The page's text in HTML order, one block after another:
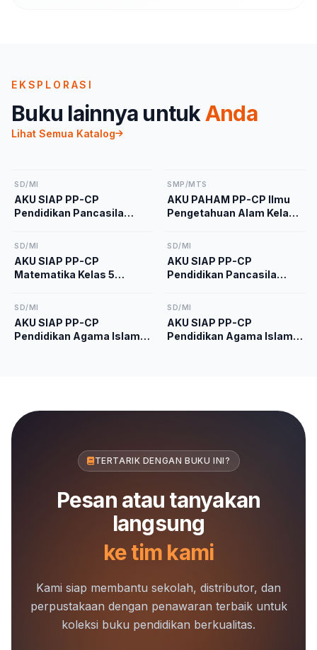
EKSPLORASI
Buku lainnya untukAnda
Lihat Semua Katalog
SD/MI
AKU SIAP PP-CP
Pendidikan Pancasila
Merdeka
SMP/MTS
AKU PAHAM PP-CP Ilmu
Pengetahuan Alam Kelas
SD/MI
AKU SIAP PP-CP
Matematika Kelas 5
SD/MI
AKU SIAP PP-CP
Pendidikan Pancasila
Merdeka
SD/MI
AKU SIAP PP-CP
Pendidikan Agama Islam
SD/MI
AKU SIAP PP-CP
Pendidikan Agama Islam
TERTARIK DENGAN BUKU INI?
Pesan atau tanyakan
langsung
ke tim kami
Kami siap membantu sekolah, distributor, dan
perpustakaan dengan penawaran terbaik untuk
koleksi buku pendidikan berkualitas.